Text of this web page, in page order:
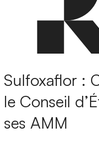
Sulfoxaflor :
le Conseil
ses AMM